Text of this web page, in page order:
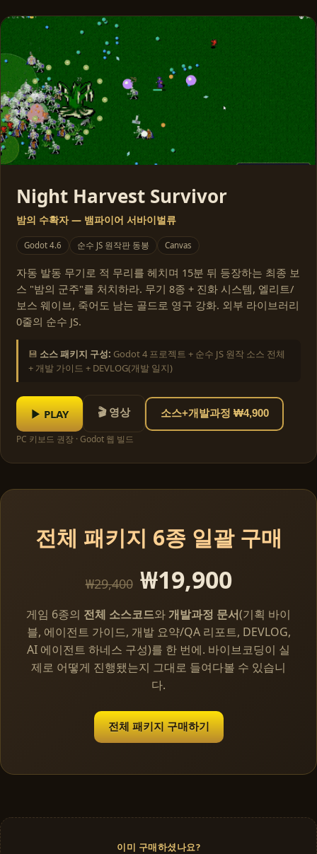
Night Harvest Survivor
밤의 수확자 — 뱀파이어 서바이벌류
Godot 4.6 순수 JS 원작판 동봉 Canvas
자동 발동 무기로 적 무리를 헤치며 15분 뒤 등장하는 최종 보
스 "밤의 군주"를 처치하라. 무기 8종 + 진화 시스템, 엘리트/
보스 웨이브, 죽어도 남는 골드로 영구 강화. 외부 라이브러리
0줄의 순수 JS.
💾 소스 패키지 구성: Godot 4 프로젝트 + 순수 JS 원작 소스 전체
+ 개발 가이드 + DEVLOG(개발 일지)
▶ PLAY 🎬 영상 소스+개발과정 ₩4,900
PC 키보드 권장 · Godot 웹 빌드
전체 패키지 6종 일괄 구매
₩29,400 ₩19,900
게임 6종의 전체 소스코드와개발과정 문서(기획 바이
블, 에이전트 가이드, 개발 요약/QA 리포트, DEVLOG,
AI 에이전트 하네스 구성)를 한 번에. 바이브코딩이 실
제로 어떻게 진행됐는지 그대로 들여다볼 수 있습니
다.
전체 패키지 구매하기
이미 구매하셨나요?